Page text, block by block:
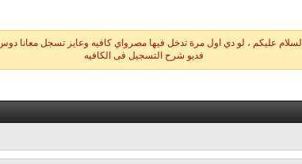
السلام عليكم ، لو دي اول مرة تدخل فيها مصرواي كافيه وعايز تسجل معانا
فديو شرح التسجيل فى الكافيه